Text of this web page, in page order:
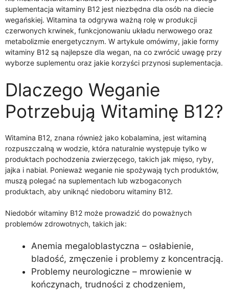
suplementacja witaminy B12 jest niezbędna dla osób na diecie
wegańskiej. Witamina ta odgrywa ważną rolę w produkcji
czerwonych krwinek, funkcjonowaniu układu nerwowego oraz
metabolizmie energetycznym. W artykule omówimy, jakie formy
witaminy B12 są najlepsze dla wegan, na co zwrócić uwagę przy
wyborze suplementu oraz jakie korzyści przynosi suplementacja.
Dlaczego Weganie
Potrzebują Witaminę B12?
Witamina B12, znana również jako kobalamina, jest witaminą
rozpuszczalną w wodzie, która naturalnie występuje tylko w
produktach pochodzenia zwierzęcego, takich jak mięso, ryby,
jajka i nabiał. Ponieważ weganie nie spożywają tych produktów,
muszą polegać na suplementach lub wzbogaconych
produktach, aby uniknąć niedoboru witaminy B12.
Niedobór witaminy B12 może prowadzić do poważnych
problemów zdrowotnych, takich jak:
Anemia megaloblastyczna – osłabienie,
bladość, zmęczenie i problemy z koncentracją.
Problemy neurologiczne – mrowienie w
kończynach, trudności z chodzeniem,